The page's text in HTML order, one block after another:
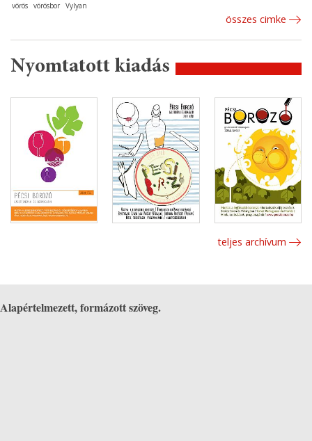
vörös vörösbor Vylyan
összes cimke
Nyomtatott kiadás
teljes archívum
Alapértelmezett, formázott szöveg.